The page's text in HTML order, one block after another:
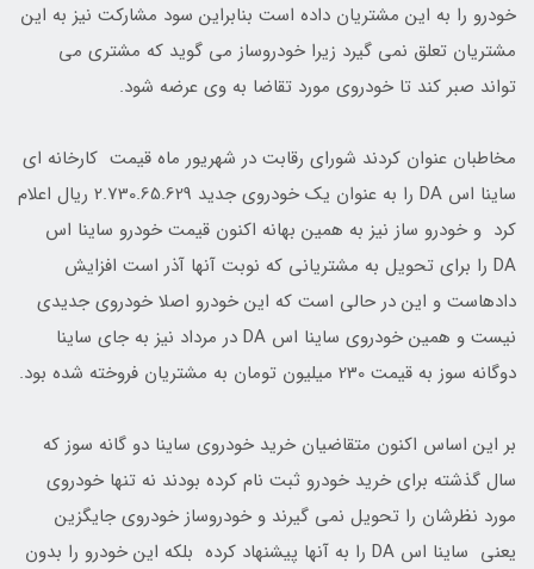
خودرو را به این مشتریان داده است بنابراین سود مشارکت نیز به این
مشتریان تعلق نمی گیرد زیرا خودروساز می گوید که مشتری می
تواند صبر کند تا خودروی مورد تقاضا به وی عرضه شود.
مخاطبان عنوان کردند شورای رقابت در شهریور ماه قیمت کارخانه ای
ساینا اس DA را به عنوان یک خودروی جدید 2.730.65.629 ریال اعلام
کرد و خودرو ساز نیز به همین بهانه اکنون قیمت خودرو ساینا اس
DA را برای تحویل به مشتریانی که نوبت آنها آذر است افزایش
دادهاست و این در حالی است که این خودرو اصلا خودروی جدیدی
نیست و همین خودروی ساینا اس DA در مرداد نیز به جای ساینا
دوگانه سوز به قیمت 230 میلیون تومان به مشتریان فروخته شده بود.
بر این اساس اکنون متقاضیان خرید خودروی ساینا دو گانه سوز که
سال گذشته برای خرید خودرو ثبت نام کرده بودند نه تنها خودروی
مورد نظرشان را تحویل نمی گیرند و خودروساز خودروی جایگزین
یعنی ساینا اس DA را به آنها پیشنهاد کرده بلکه این خودرو را بدون